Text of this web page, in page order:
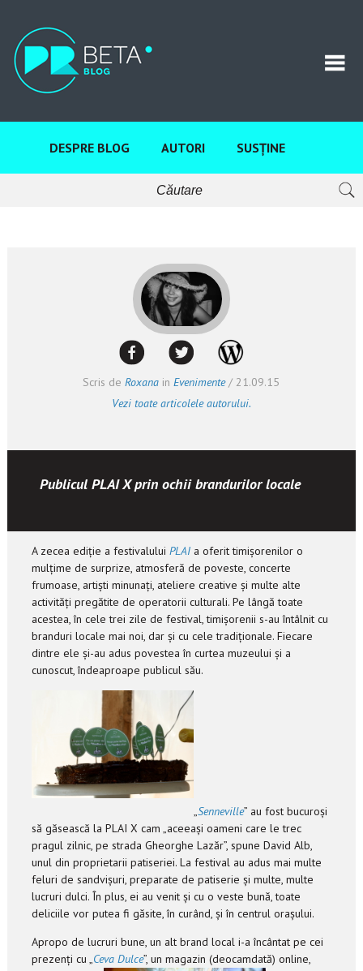
DESPRE BLOG AUTORI SUSȚINE
Scris deRoxana inEvenimente/ 21.09.15
Vezi toate articolele autorului.
Publicul PLAI X prin ochii brandurilor locale
A zecea ediție a festivalului PLAIa oferit timișorenilor o
mulțime de surprize, atmosferă de poveste, concerte
frumoase, artiști minunați, ateliere creative și multe alte
activități pregătite de operatorii culturali. Pe lângă toate
acestea, în cele trei zile de festival, timișorenii s-au întâlnit cu
branduri locale mai noi, dar și cu cele tradiționale. Fiecare
dintre ele și-au adus povestea în curtea muzeului și a
cunoscut, îndeaproape publicul său.
„Senneville” au fost bucuroși
să găsească la PLAI X cam „aceeași oameni care le trec
pragul zilnic, pe strada Gheorghe Lazăr”, spune David Alb,
unul din proprietarii patiseriei. La festival au adus mai multe
feluri de sandvișuri, preparate de patiserie și multe, multe
lucruri dulci. În plus, ei au venit și cu o veste bună, toate
deliciile vor putea fi găsite, în curând, și în centrul orașului.
Apropo de lucruri bune, un alt brand local i-a încântat pe cei
prezenți cu „Ceva Dulce”, un magazin (deocamdată) online,